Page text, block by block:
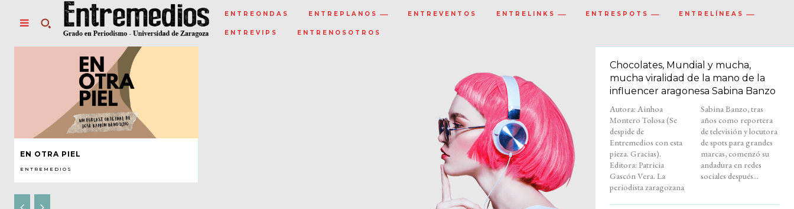
ENTREONDAS ENTREPLANOS ENTREVENTOS ENTRELINKS ENTRESPOTS ENTRELÍNEAS
ENTREVIPS ENTRENOSOTROS
EN OTRA PIEL
ENTREMEDIOS
Chocolates, Mundial y mucha,
mucha viralidad de la mano de la
influencer aragonesa Sabina Banzo
Autora: Ainhoa
Montero Tolosa (Se
despide de
Entremedios con esta
pieza. Gracias).
Editora: Patricia
Gascón Vera. La
periodista zaragozana
Sabina Banzo, tras
años como reportera
de televisión y locutora
de spots para grandes
marcas, comenzó su
andadura en redes
sociales después...